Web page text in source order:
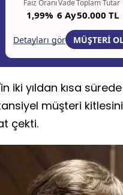
yıldan kısa sürede
müşteri
çekti.